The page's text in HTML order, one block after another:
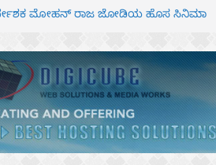
ಮಿತ್ರ ಅಭಿನಯದ “ಮಹಾನ್” ಫಸ್ಟ್ ಲುಕ್
ಕಿಟ್ಟಿ – ಮೇಘನಾರಾಜ್ ಅಭಿನಯದ “ಅಮರ್ಥ” ಚಿತ್ರ
ಅಜೇಯಂ” ಹಾಡಿದ ದೃಶ್ಯ ವೈಭವ
ಶಿವಣ್ಣ ಅಭಿನಯದ ‘ಬಾಸ್’ ಚಿತ್ರ ತೆರೆಗೆ